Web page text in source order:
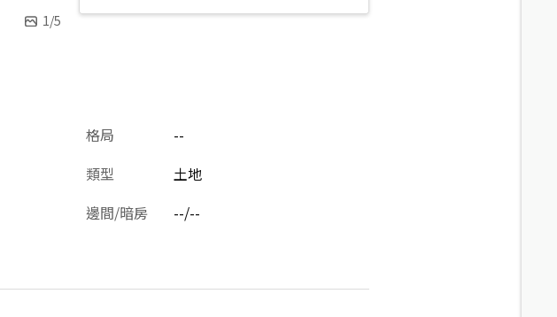
1/5
格局
--
類型
土地
邊間/暗房
--/--